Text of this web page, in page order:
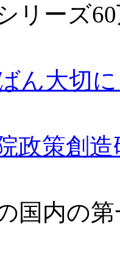
リーズ
ん大切
政策創造
国内の